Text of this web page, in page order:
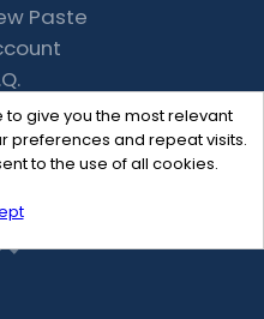
give you the most relevant
preferences and repeat visits.
to the use of all cookies.
Paste